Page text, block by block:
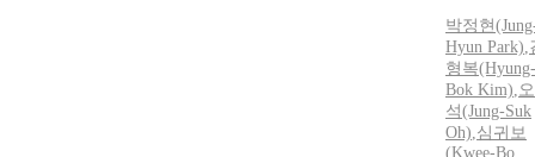
박정현
Hyun Park),
형복(Hyung-
Bok Kim),
석(Jung-Suk
Oh),심귀보
(Kwee-Bo